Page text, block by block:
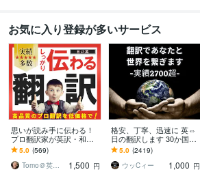
お気に入り登録が多いサービス
思いが読み手に伝わる！
プロ翻訳家が英訳・和訳
します 実績多数！国内外
で実務翻訳歴10年！高品
質・安価・高い信頼性
5.0 (569)
Tomo＠英語翻訳家
1,500 円
格安、丁寧、迅速に 英⇔
日の翻訳します 30か国世
界を飛び回った経験を活
かし、あなたと世界を繋
ぎます
5.0 (2419)
ウッCィー
1,000 円